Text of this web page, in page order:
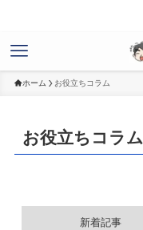
ホーム お役立ちコラム
お役立ちコラム
新着記事